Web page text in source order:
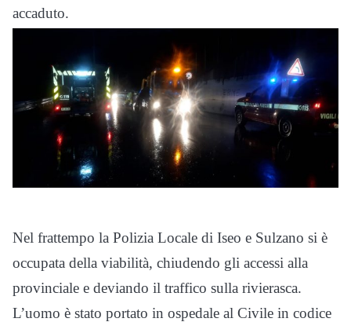
accaduto.
Nel frattempo la Polizia Locale di Iseo e Sulzano si è
occupata della viabilità, chiudendo gli accessi alla
provinciale e deviando il traffico sulla rivierasca.
L’uomo è stato portato in ospedale al Civile in codice